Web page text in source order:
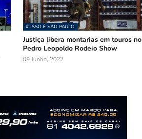
# ISSO É SÃO PAULO
Justiça libera montarias em touros no
Pedro Leopoldo Rodeio Show
09 Junho, 2022